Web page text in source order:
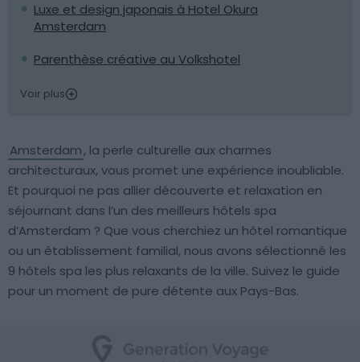
Luxe et design japonais à Hotel Okura
Amsterdam
Parenthèse créative au Volkshotel
Voir plus
Amsterdam, la perle culturelle aux charmes
architecturaux, vous promet une expérience inoubliable.
Et pourquoi ne pas allier découverte et relaxation en
séjournant dans l’un des meilleurs hôtels spa
d’Amsterdam ? Que vous cherchiez un hôtel romantique
ou un établissement familial, nous avons sélectionné les
9 hôtels spa les plus relaxants de la ville. Suivez le guide
pour un moment de pure détente aux Pays-Bas.